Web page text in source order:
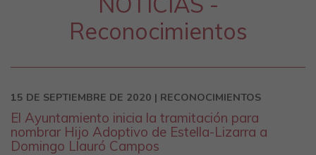
Reconocimientos
15 DE SEPTIEMBRE DE 2020 | RECONOCIMIENTOS
El Ayuntamiento inicia la tramitación para
nombrar Hijo Adoptivo de Estella-Lizarra a
Domingo Llauró Campos